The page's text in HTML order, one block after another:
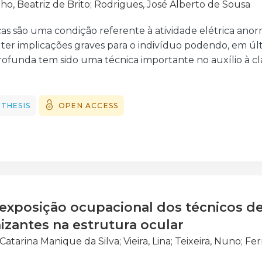
Beatriz de Brito; Rodrigues, José Alberto de Sousa
são uma condição referente à atividade elétrica
implicações graves para o indivíduo podendo, em
tem sido uma técnica importante no auxílio à
e o diagnóstico sejam alcançados com uma
para, em seguida, treinar um método de
capaz de decompor o sinal em diferentes
do sinal. Com a combinação destas duas técnicas, é
visão geral dos métodos de classificação de sinais
profunda com a contribuição da onduleta
OPEN ACCESS
ocupacional dos técnicos
na estrutura ocular
Manique da Silva; Vieira, Lina; Teixeira, Nuno;